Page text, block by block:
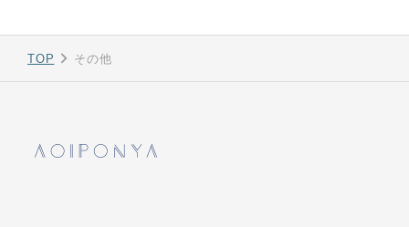
TOP その他